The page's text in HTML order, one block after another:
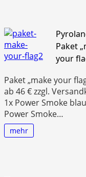
Paket
your
Paket „make your
ab 46 € zzgl.
1x Power Smoke
Power Smoke…
mehr